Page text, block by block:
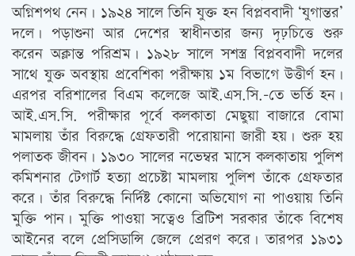
অগ্নিশপথ নেন। ১৯২৪ সালে তিনি যুক্ত হন বিপ্লববাদী ‘যুগান্তর’
দলে। পড়াশুনা আর দেশের স্বাধীনতার জন্য দৃঢ়চিত্তে শুরু
করেন অক্লান্ত পরিশ্রম। ১৯২৮ সালে সশস্ত্র বিপ্লববাদী দলের
সাথে যুক্ত অবস্থায় প্রবেশিকা পরীক্ষায় ১ম বিভাগে উত্তীর্ণ হন।
এরপর বরিশালের বিএম কলেজে আই.এস.সি.-তে ভর্তি হন।
আই.এস.সি. পরীক্ষার পূর্বে কলকাতা মেছুয়া বাজারে বোমা
মামলায় তাঁর বিরুদ্ধে গ্রেফতারী পরোয়ানা জারী হয়। শুরু হয়
পলাতক জীবন। ১৯৩০ সালের নভেম্বর মাসে কলকাতায় পুলিশ
কমিশনার টেগার্ট হত্যা প্রচেষ্টা মামলায় পুলিশ তাঁকে গ্রেফতার
করে। তাঁর বিরুদ্ধে নির্দিষ্ট কোনো অভিযোগ না পাওয়ায় তিনি
মুক্তি পান। মুক্তি পাওয়া সত্বেও ব্রিটিশ সরকার তাঁকে বিশেষ
আইনের বলে প্রেসিডান্সি জেলে প্রেরণ করে। তারপর ১৯৩১